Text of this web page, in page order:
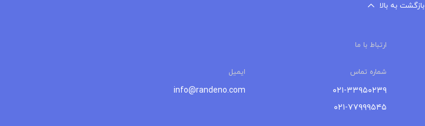
بازگشت به بالا
ارتباط با ما
شماره تماس ایمیل
۰۲۱-۳۳۹۵۰۲۳۹
۰۲۱-۷۷۹۹۹۵۴۵
info@randeno.com